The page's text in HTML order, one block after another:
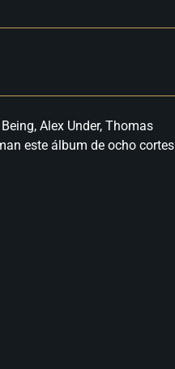
Alex Under, Thomas
este álbum de ocho cortes